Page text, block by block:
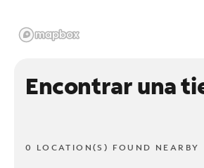
Encontrar una
0 LOCATION(S) FOUND NEARBY